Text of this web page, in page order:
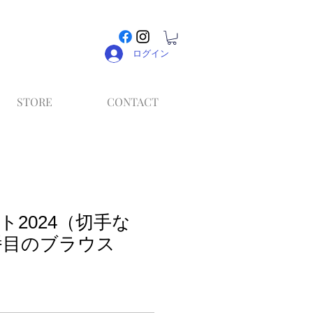
ログイン
STORE CONTACT
2024（切手な
のブラウス